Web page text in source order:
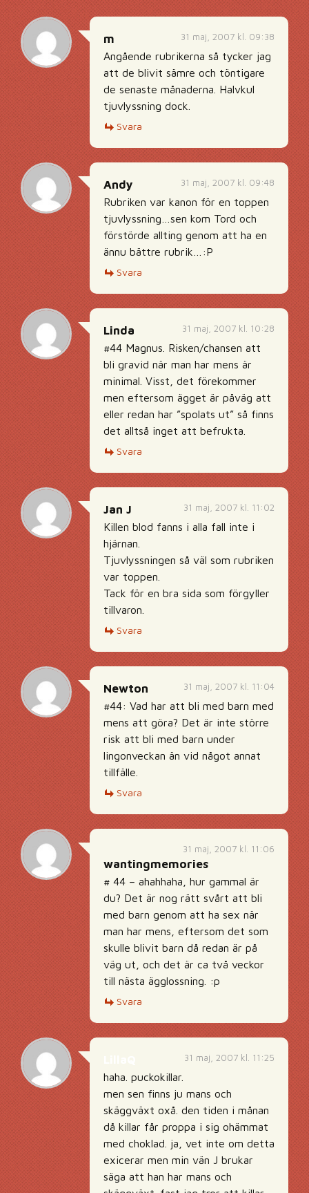
31 maj, 2007 kl. 09:38
m
Angående rubrikerna så tycker jag
att de blivit sämre och töntigare
de senaste månaderna. Halvkul
tjuvlyssning dock.
Svara
31 maj, 2007 kl. 09:48
Andy
Rubriken var kanon för en toppen
tjuvlyssning…sen kom Tord och
förstörde allting genom att ha en
ännu bättre rubrik…:P
Svara
31 maj, 2007 kl. 10:28
Linda
#44 Magnus. Risken/chansen att
bli gravid när man har mens är
minimal. Visst, det förekommer
men eftersom ägget är påväg att
eller redan har ”spolats ut” så finns
det alltså inget att befrukta.
Svara
31 maj, 2007 kl. 11:02
Jan J
Killen blod fanns i alla fall inte i
hjärnan.
Tjuvlyssningen så väl som rubriken
var toppen.
Tack för en bra sida som förgyller
tillvaron.
Svara
31 maj, 2007 kl. 11:04
Newton
#44: Vad har att bli med barn med
mens att göra? Det är inte större
risk att bli med barn under
lingonveckan än vid något annat
tillfälle.
Svara
31 maj, 2007 kl. 11:06
wantingmemories
# 44 – ahahhaha, hur gammal är
du? Det är nog rätt svårt att bli
med barn genom att ha sex när
man har mens, eftersom det som
skulle blivit barn då redan är på
väg ut, och det är ca två veckor
till nästa ägglossning. :p
Svara
31 maj, 2007 kl. 11:25
haha. puckokillar.
men sen finns ju mans och
skäggväxt oxå. den tiden i månan
då killar får proppa i sig ohämmat
med choklad. ja, vet inte om detta
exicerar men min vän J brukar
säga att han har mans och